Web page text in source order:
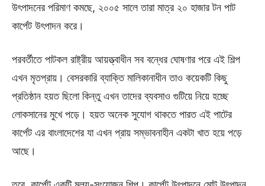
উৎপাদনের পরিমাণ কমছে, ২০০৫ সালে তারা মাত্র ২০ হাজার টন পাট
কার্পেট উৎপাদন করে।
পরবর্তীতে পাটকল রাষ্ট্রীয় আয়ত্ত্বাধীন সব বন্ধের ঘোষণার পরে এই শিল্প
এখন মৃতপ্রায়। বেসরকারি ব্যাক্তি মালিকানাধীন তাও কয়েকটি কিছু
প্রতিষ্ঠান হয়ত ছিলো কিন্তু এখন তাদের ব্যবসাও গুটিয়ে নিয়ে হচ্ছে
লোকসানের মুখে পড়ে। হয়ত অনেক সুযোগ থাকতে পারত এই পাটের
কার্পেট এর বাংলাদেশের যা এখন প্রায় সম্ভাবনাহীন একটা খাত হয়ে পড়ে
আছে।